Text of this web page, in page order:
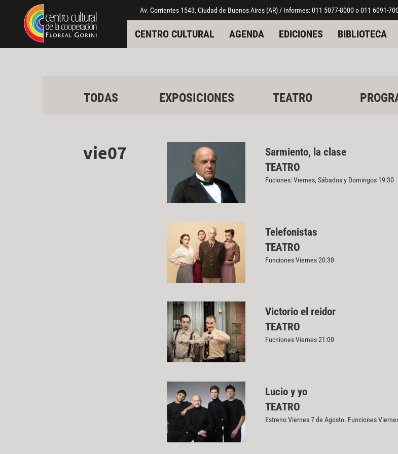
Pasar al contenido principal
Jump to main content Av. Corrientes 1543, Ciudad de Buenos Aires (AR) / Informes: 011 5077-8000 o 011 6091-
CENTRO CULTURAL AGENDA EDICIONES BIBLIOTECA
TODAS EXPOSICIONES TEATRO
vie07
Sarmiento, la clase
TEATRO
Fuciones: Viernes, Sábados y Domingos 19:30
Telefonistas
TEATRO
Funciones Viernes 20:30
Victorio el reidor
TEATRO
Fucniones Viernes 21:00
Lucio y yo
TEATRO
Estreno Viernes 7 de Agosto. Funciones